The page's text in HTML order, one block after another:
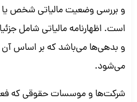
و بررسی وضعیت مالیاتی شخص
است. اظهارنامه مالیاتی شامل
و بدهی‌ها می‌باشد که بر اساس آن
می‌شود.
شرکت‌ها و موسسات حقوقی که